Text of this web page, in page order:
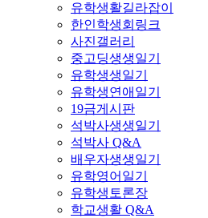
유학생활길라잡이
한인학생회링크
사진갤러리
중고딩생생일기
유학생생일기
유학생연애일기
19금게시판
석박사생생일기
석박사 Q&A
배우자생생일기
유학영어일기
유학생토론장
학교생활 Q&A